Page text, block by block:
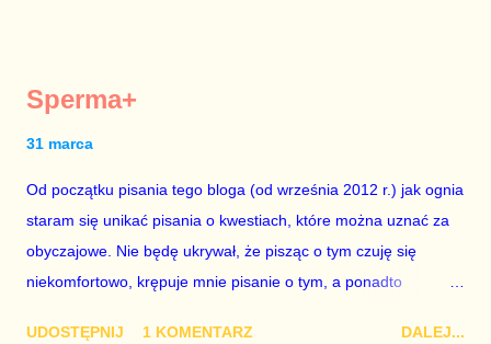
mojej zgody. Prezydent Andrzej Duda zapowiedział, że złoży do
Senatu wniosek o dwudniowe referendum, które miałoby odbyć
nie chce – ani partia rządząca, ani partie opozycyjne. Jeśli w
siedzibie PiS zapadnie decyzja, aby głosować zgodnie z wolą
Dudy, obowiązkiem każdego przyzwoitego człowieka i
szanującego podstawowe reguły demokraty jest takie
Sperma+
31 marca
Od początku pisania tego bloga (od września 2012 r.) jak ognia
staram się unikać pisania o kwestiach, które można uznać za
obyczajowe. Nie będę ukrywał, że pisząc o tym czuję się
niekomfortowo, krępuje mnie pisanie o tym, a ponadto
UDOSTĘPNIJ 1 KOMENTARZ DALEJ...